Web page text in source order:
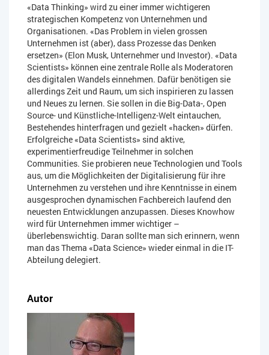
«Data Thinking» wird zu einer immer wichtigeren
strategischen Kompetenz von Unternehmen und
Organisationen. «Das Problem in vielen grossen
Unternehmen ist (aber), dass Prozesse das Denken
ersetzen» (Elon Musk, Unternehmer und Investor). «Data
Scientists» können eine zentrale Rolle als Moderatoren
des digitalen Wandels einnehmen. Dafür benötigen sie
allerdings Zeit und Raum, um sich inspirieren zu lassen
und Neues zu lernen. Sie sollen in die Big-Data-, Open
Source- und Künstliche-Intelligenz-Welt eintauchen,
Bestehendes hinterfragen und gezielt «hacken» dürfen.
Erfolgreiche «Data Scientists» sind aktive,
experimentierfreudige Teilnehmer in solchen
Communities. Sie probieren neue Technologien und Tools
aus, um die Möglichkeiten der Digitalisierung für ihre
Unternehmen zu verstehen und ihre Kenntnisse in einem
ausgesprochen dynamischen Fachbereich laufend den
neuesten Entwicklungen anzupassen. Dieses Knowhow
wird für Unternehmen immer wichtiger –
überlebenswichtig. Daran sollte man sich erinnern, wenn
man das Thema «Data Science» wieder einmal in die IT-
Abteilung delegiert.
Autor